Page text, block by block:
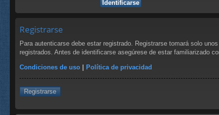
Registrarse
Para autenticarse debe estar registrado. Registrarse tomará solo
registrados. Antes de identificarse asegúrese de estar familiarizado
Condiciones de uso | Política de privacidad
Registrarse